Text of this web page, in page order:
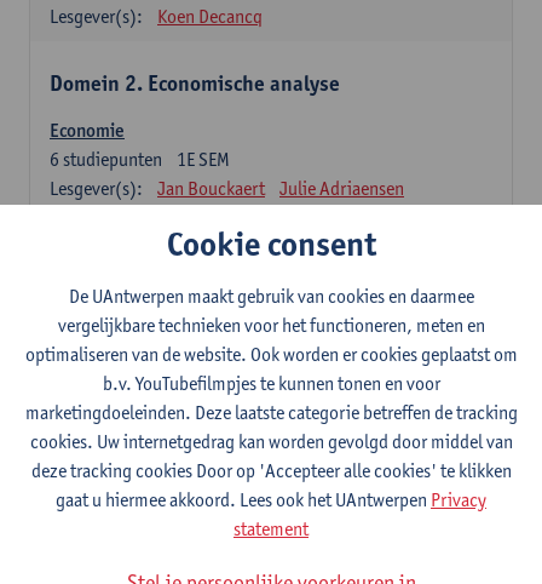
Lesgever(s):
Koen Decancq
Domein 2. Economische analyse
Economie
1E SEM
6 studiepunten
Lesgever(s):
Jan Bouckaert Julie Adriaensen
Domein 3. Bedrijfseconomie
Accountancy
1E/2E SEM
6studiepunten
Lesgever(s):
Tom Van Caneghem Christine Lippens
Domein 6. Kwantitatieve methoden
Beschrijvende statistiek en kansrekenen
2E SEM
3studiepunten
Stephan Van der Veeken
Cookie consent
De UAntwerpen maakt gebruik van cookies en daarmee
vergelijkbare technieken voor het functioneren, meten en
optimaliseren van de website. Ook worden er cookies geplaatst om
b.v. YouTubefilmpjes te kunnen tonen en voor
marketingdoeleinden. Deze laatste categorie betreffen de tracking
cookies. Uw internetgedrag kan worden gevolgd door middel van
deze tracking cookies Door op 'Accepteer alle cookies' te klikken
gaat u hiermee akkoord. Lees ook het UAntwerpen Privacy
statement